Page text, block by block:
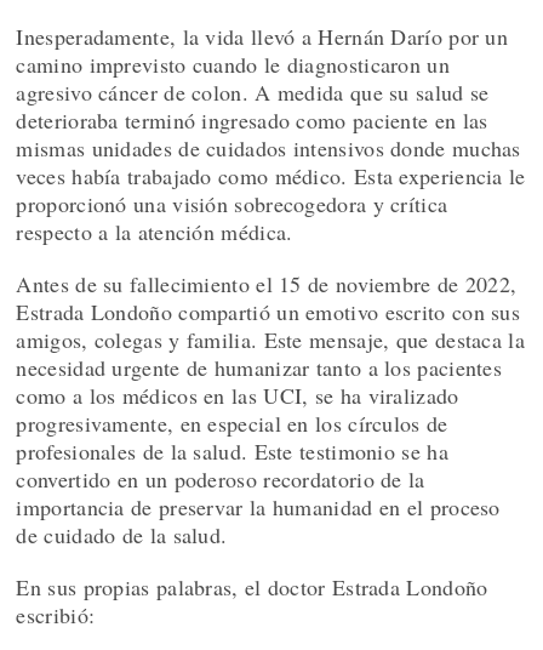
Inesperadamente, la vida llevó a Hernán Darío por un
camino imprevisto cuando le diagnosticaron un
agresivo cáncer de colon. A medida que su salud se
deterioraba terminó ingresado como paciente en las
mismas unidades de cuidados intensivos donde muchas
veces había trabajado como médico. Esta experiencia le
proporcionó una visión sobrecogedora y crítica
respecto a la atención médica.
Antes de su fallecimiento el 15 de noviembre de 2022,
Estrada Londoño compartió un emotivo escrito con sus
amigos, colegas y familia. Este mensaje, que destaca la
necesidad urgente de humanizar tanto a los pacientes
como a los médicos en las UCI, se ha viralizado
progresivamente, en especial en los círculos de
profesionales de la salud. Este testimonio se ha
convertido en un poderoso recordatorio de la
importancia de preservar la humanidad en el proceso
de cuidado de la salud.
En sus propias palabras, el doctor Estrada Londoño
escribió: